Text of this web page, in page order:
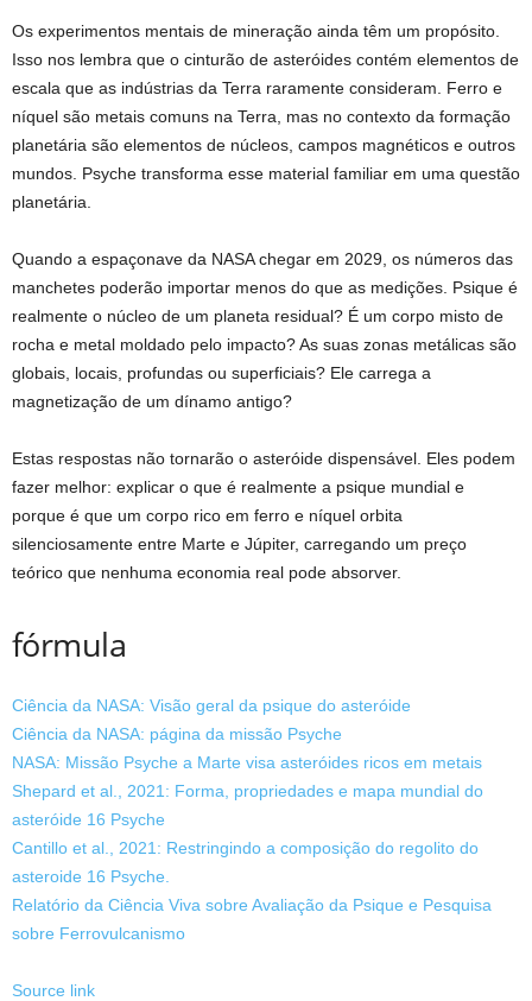
Os experimentos mentais de mineração ainda têm um propósito.
Isso nos lembra que o cinturão de asteróides contém elementos de
escala que as indústrias da Terra raramente consideram. Ferro e
níquel são metais comuns na Terra, mas no contexto da formação
planetária são elementos de núcleos, campos magnéticos e outros
mundos. Psyche transforma esse material familiar em uma questão
planetária.
Quando a espaçonave da NASA chegar em 2029, os números das
manchetes poderão importar menos do que as medições. Psique é
realmente o núcleo de um planeta residual? É um corpo misto de
rocha e metal moldado pelo impacto? As suas zonas metálicas são
globais, locais, profundas ou superficiais? Ele carrega a
magnetização de um dínamo antigo?
Estas respostas não tornarão o asteróide dispensável. Eles podem
fazer melhor: explicar o que é realmente a psique mundial e
porque é que um corpo rico em ferro e níquel orbita
silenciosamente entre Marte e Júpiter, carregando um preço
teórico que nenhuma economia real pode absorver.
fórmula
Ciência da NASA: Visão geral da psique do asteróide
Ciência da NASA: página da missão Psyche
NASA: Missão Psyche a Marte visa asteróides ricos em metais
Shepard et al., 2021: Forma, propriedades e mapa mundial do
asteróide 16 Psyche
Cantillo et al., 2021: Restringindo a composição do regolito do
asteroide 16 Psyche.
Relatório da Ciência Viva sobre Avaliação da Psique e Pesquisa
sobre Ferrovulcanismo
Source link